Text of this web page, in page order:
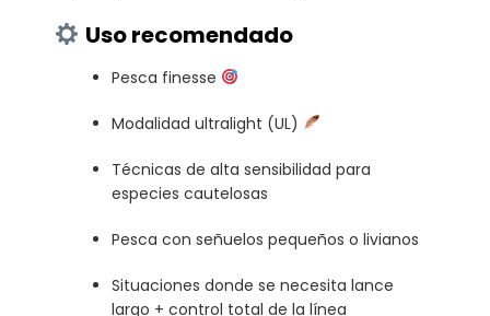
Uso recomendado
Pesca finesse
Modalidad ultralight (UL)
Técnicas de alta sensibilidad para
especies cautelosas
Pesca con señuelos pequeños o livianos
Situaciones donde se necesita lance
largo + control total de la línea